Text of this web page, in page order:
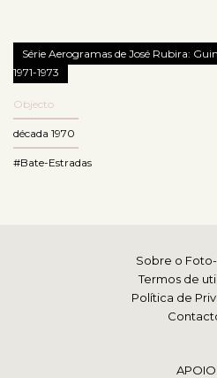
Série Aerogramas de José Rubira:
1971-1973
Objecto
década 1970
#Bate-Estradas
Sobre o
Termos de
Política de
APOIO: